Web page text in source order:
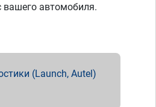
вашего автомобиля.
(Launch, Autel)